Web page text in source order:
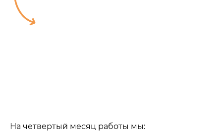
На четвертый месяц работы мы: